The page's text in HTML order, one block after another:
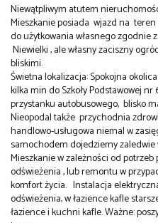
Niewątpliwym atutem
Mieszkanie posiada wjazd na teren
do użytkowania własnego zgodnie
Niewielki , ale własny zaciszny
bliskimi.
Świetna lokalizacja: Spokojna
kilka min do Szkoły Podstawowej
przystanku autobusowego, blisko
Nieopodal także przychodnia
handlowo-usługowa niemal w
samochodem dojedziemy zaledwie
Mieszkanie w zależności od potrzeb
odświeżenia , lub remontu w
komfort życia. Instalacja
odświeżenia, w łazience kafle
łazience i kuchni kafle. Ważne: